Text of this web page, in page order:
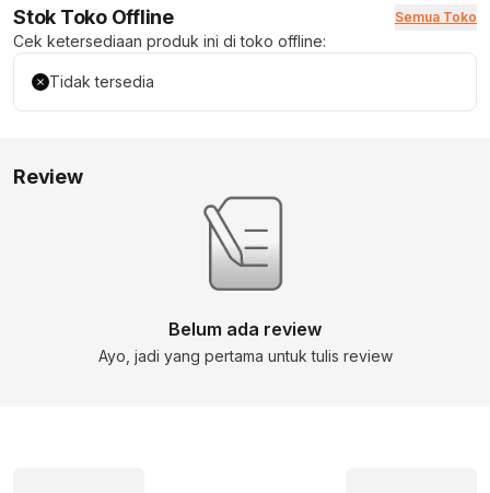
Stok Toko Offline Semua Toko
Cek ketersediaan produk ini di toko offline:
Tidak tersedia
Review
Belum ada review
Ayo, jadi yang pertama untuk tulis review